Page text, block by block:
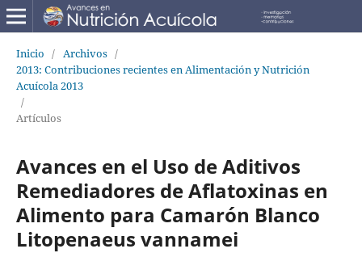
Inicio / Archivos /
2013: Contribuciones recientes en Alimentación y Nutrición
Acuícola 2013
/
Artículos
Avances en el Uso de Aditivos
Remediadores de Aflatoxinas en
Alimento para Camarón Blanco
Litopenaeus vannamei